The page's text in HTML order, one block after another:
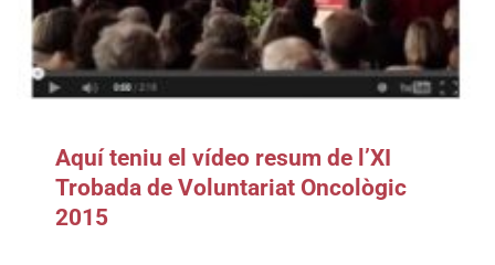
Aquí teniu el vídeo resum de l’XI
Trobada de Voluntariat Oncològic
2015